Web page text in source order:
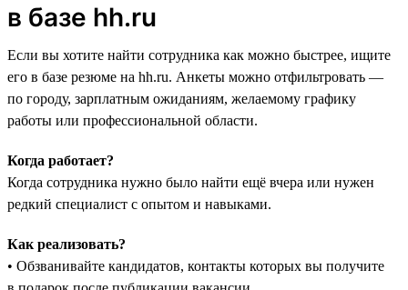
в базе hh.ru
Если вы хотите найти сотрудника как можно быстрее, ищите
его в базе резюме на hh.ru‎. Анкеты можно отфильтровать —
по городу, зарплатным ожиданиям, желаемому графику
работы или профессиональной области.
Когда работает?
Когда сотрудника нужно было найти ещё вчера или нужен
редкий специалист с опытом и навыками.
Как реализовать?
• Обзванивайте кандидатов, контакты которых вы получите